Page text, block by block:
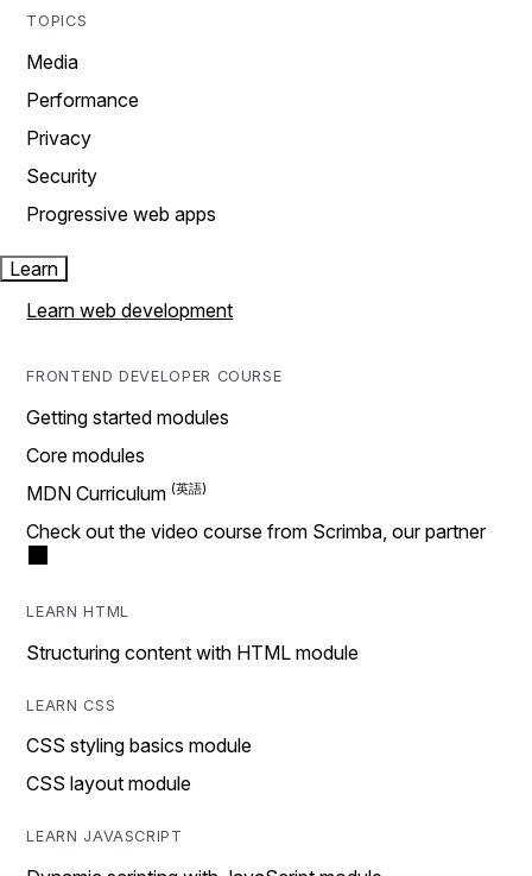
TOPICS
Media
Performance
Privacy
Security
Progressive web apps
Learn
Learn web development
FRONTEND DEVELOPER COURSE
Getting started modules
Core modules
MDN Curriculum
Check out the video course from Scrimba, our partner
LEARN HTML
Structuring content with HTML module
LEARN CSS
CSS styling basics module
CSS layout module
LEARN JAVASCRIPT